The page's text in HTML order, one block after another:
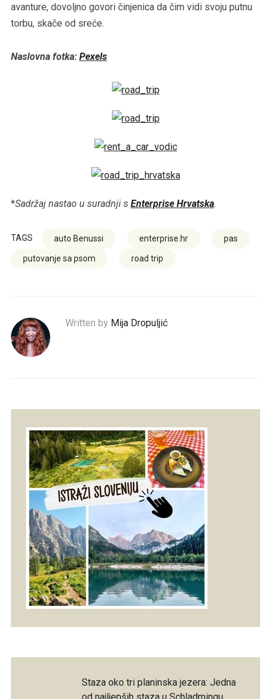
avanture, dovoljno govori činjenica da čim vidi svoju putnu
torbu, skače od sreće.
Naslovna fotka: Pexels
*Sadržaj nastao u suradnji s Enterprise Hrvatska.
TAGS auto Benussi enterprise.hr pas
putovanje sa psom road trip
Written by Mija Dropuljić
Staza oko tri planinska jezera: Jedna
od najljepših staza u Schladmingu